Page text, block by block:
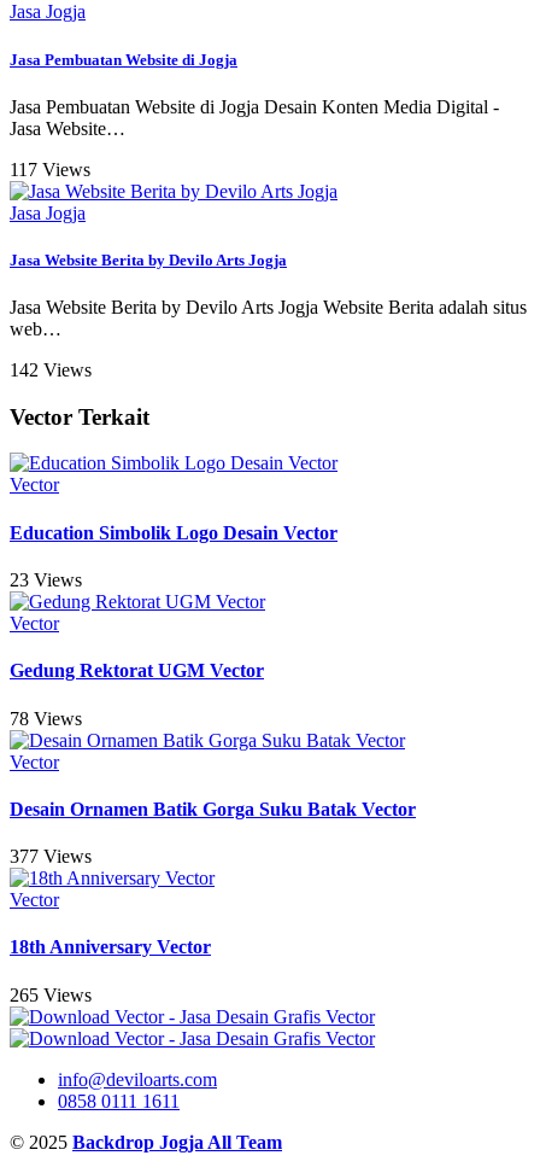
Jasa Jogja
Jasa Pembuatan Website di Jogja
Jasa Pembuatan Website di Jogja Desain Konten Media Digital -
Jasa Website…
117 Views
Jasa Jogja
Jasa Website Berita by Devilo Arts Jogja
Jasa Website Berita by Devilo Arts Jogja Website Berita adalah situs
web…
142 Views
Vector Terkait
Vector
Education Simbolik Logo Desain Vector
23 Views
Vector
Gedung Rektorat UGM Vector
78 Views
Vector
Desain Ornamen Batik Gorga Suku Batak Vector
377 Views
Vector
18th Anniversary Vector
265 Views
info@deviloarts.com
0858 0111 1611
© 2025 Backdrop Jogja All Team